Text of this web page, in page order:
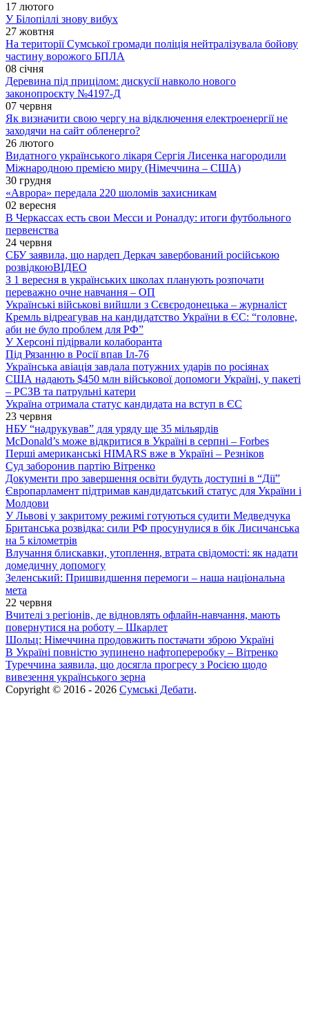
17 лютого
У Білопіллі знову вибух
27 жовтня
На території Сумської громади поліція нейтралізувала бойову
частину ворожого БПЛА
08 січня
Деревина під прицілом: дискусії навколо нового
законопроєкту №4197-Д
07 червня
Як визначити свою чергу на відключення електроенергії не
заходячи на сайт обленерго?
26 лютого
Видатного українського лікаря Сергія Лисенка нагородили
Міжнародною премією миру (Німеччина – США)
30 грудня
«Аврора» передала 220 шоломів захисникам
02 вересня
В Черкассах есть свои Месси и Роналду: итоги футбольного
первенства
24 червня
СБУ заявила, що нардеп Деркач завербований російською
розвідкоюВІДЕО
З 1 вересня в українських школах планують розпочати
переважно очне навчання – ОП
Українські військові вийшли з Сєвєродонецька – журналіст
Кремль відреагував на кандидатство України в ЄС: “головне,
аби не було проблем для РФ”
У Херсоні підірвали колаборанта
Під Рязанню в Росії впав Іл-76
Українська авіація завдала потужних ударів по росіянах
США надають $450 млн військової допомоги Україні, у пакеті
– РСЗВ та патрульні катери
Україна отримала статус кандидата на вступ в ЄС
23 червня
НБУ “надрукував” для уряду ще 35 мільярдів
McDonald’s може відкритися в Україні в серпні – Forbes
Перші американські HIMARS вже в Україні – Резніков
Суд заборонив партію Вітренко
Документи про завершення освіти будуть доступні в “Дії”
Європарламент підтримав кандидатський статус для України і
Молдови
У Львові у закритому режимі готуються судити Медведчука
Британська розвідка: сили РФ просунулися в бік Лисичанська
на 5 кілометрів
Влучання блискавки, утоплення, втрата свідомості: як надати
домедичну допомогу
Зеленський: Пришвидшення перемоги – наша національна
мета
22 червня
Вчителі з регіонів, де відновлять офлайн-навчання, мають
повернутися на роботу – Шкарлет
Шольц: Німеччина продовжить постачати зброю Україні
В Україні повністю зупинено нафтопереробку – Вітренко
Туреччина заявила, що досягла прогресу з Росією щодо
вивезення українського зерна
Copyright © 2016 - 2026 Сумські Дебати.